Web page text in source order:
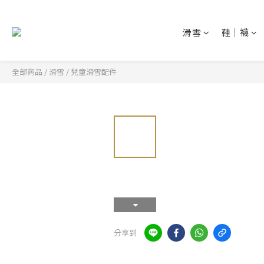
滑雪 鞋│襪
全部商品 / 滑雪 / 兒童滑雪配件
分享到